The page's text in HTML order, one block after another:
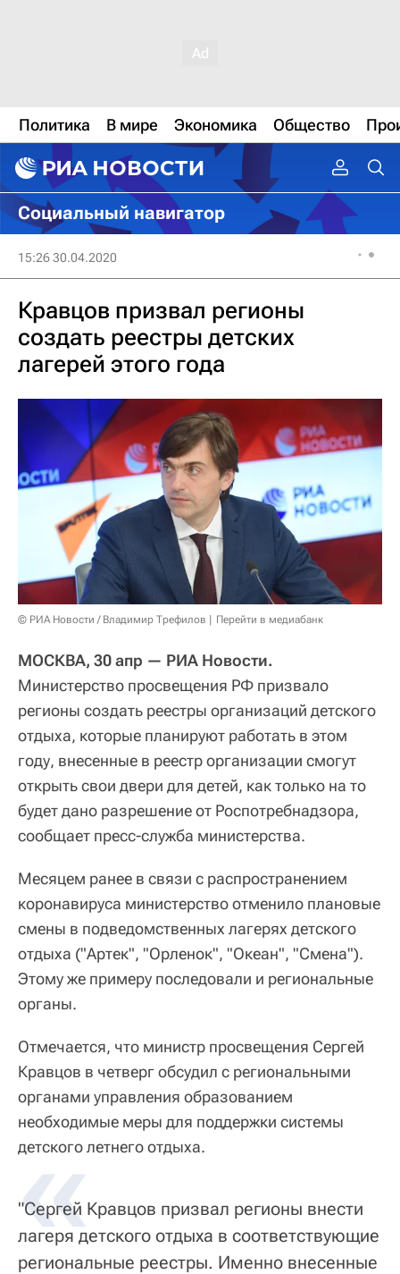
Политика В мире Экономика Общество
Социальный навигатор
15:26 30.04.2020
Кравцов призвал регионы
создать реестры детских
лагерей этого года
© РИА Новости / Владимир Трефилов Перейти в медиабанк
МОСКВА, 30 апр — РИА Новости.
Министерство просвещения РФ призвало
регионы создать реестры организаций детского
отдыха, которые планируют работать в этом
году, внесенные в реестр организации смогут
открыть свои двери для детей, как только на то
будет дано разрешение от Роспотребнадзора,
сообщает пресс-служба министерства.
Месяцем ранее в связи с распространением
коронавируса министерство отменило плановые
смены в подведомственных лагерях детского
отдыха ("Артек", "Орленок", "Океан", "Смена").
Этому же примеру последовали и региональные
органы.
Отмечается, что министр просвещения Сергей
Кравцов в четверг обсудил с региональными
органами управления образованием
необходимые меры для поддержки системы
детского летнего отдыха.
«
"Сергей Кравцов призвал регионы внести
лагеря детского отдыха в соответствующие
региональные реестры. Именно внесенные